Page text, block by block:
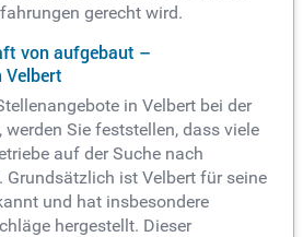
gerecht wird.
von aufgebaut –
Velbert
in Velbert bei der
Sie feststellen, dass viele
auf der Suche nach
Grundsätzlich ist Velbert für seine
und hat insbesondere
hergestellt. Dieser